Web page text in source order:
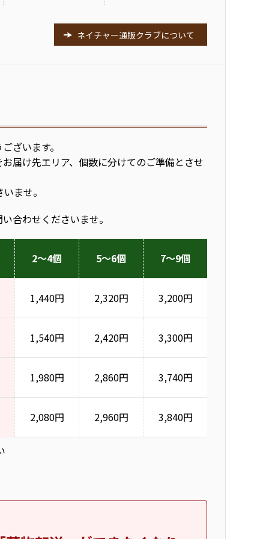
ネイチャー通販クラブについて
ざいます。
届け先エリア、個数に分けてのご準備とさせ
ませ。
合わせくださいませ。
2～4個 5～6個 7～9個
1,440円 2,320円 3,200円
1,540円 2,420円 3,300円
1,980円 2,860円 3,740円
2,080円 2,960円 3,840円